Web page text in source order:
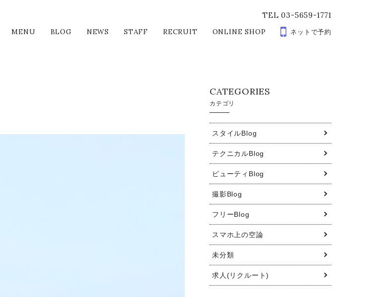
TEL 03-5659-1771
MENU BLOG NEWS STAFF RECRUIT ONLINE SHOP ネットで予約
CATEGORIES
カテゴリ
スタイルBlog
テクニカルBlog
ビューティBlog
撮影Blog
フリーBlog
スマホ上の空論
未分類
求人(リクルート)